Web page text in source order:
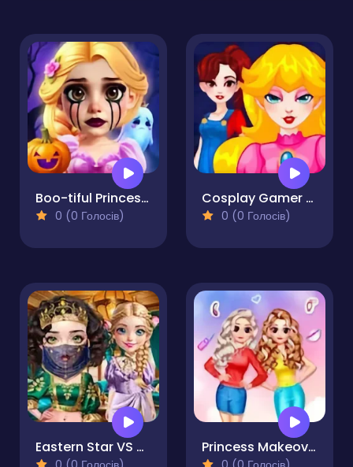
Boo-tiful Princess Match
0 (0 Голосів)
Cosplay Gamer Girls
0 (0 Голосів)
Eastern Star VS City Style Icon Princess Makeover Salon